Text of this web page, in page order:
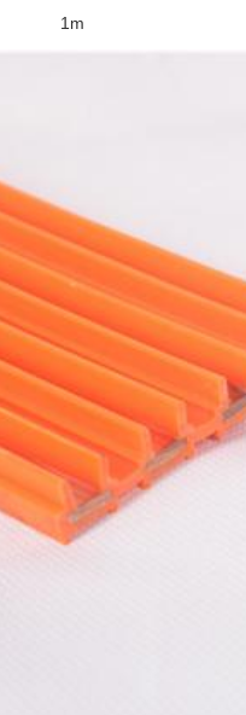
Мы скоро тебе
1m